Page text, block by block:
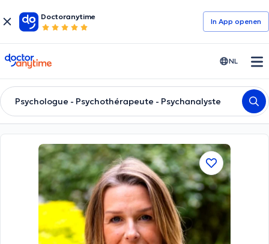
Doctoranytime
In App openen
doctoranytime NL
Psychologue - Psychothérapeute - Psychanalyste